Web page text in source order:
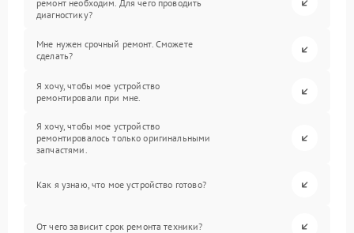
ремонт необходим. Для чего проводить
диагностику?
Мне нужен срочный ремонт. Сможете
сделать?
Я хочу, чтобы мое устройство
ремонтировали при мне.
Я хочу, чтобы мое устройство
ремонтировалось только оригинальными
запчастями.
Как я узнаю, что мое устройство готово?
От чего зависит срок ремонта техники?